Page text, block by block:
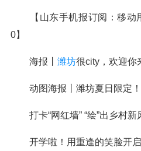
【山东手机报订阅：移动
0】
海报丨 潍坊很city，欢迎你
动图海报丨潍坊夏日限定！
打卡“网红墙” “绘”出乡村新
开学啦！用重逢的笑脸开启